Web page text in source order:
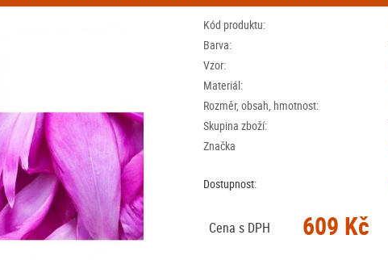
Kód produktu:
Barva:
Vzor:
Materiál:
Rozměr, obsah, hmotnost:
Skupina zboží:
Značka
Dostupnost:
Cena s DPH 609 Kč